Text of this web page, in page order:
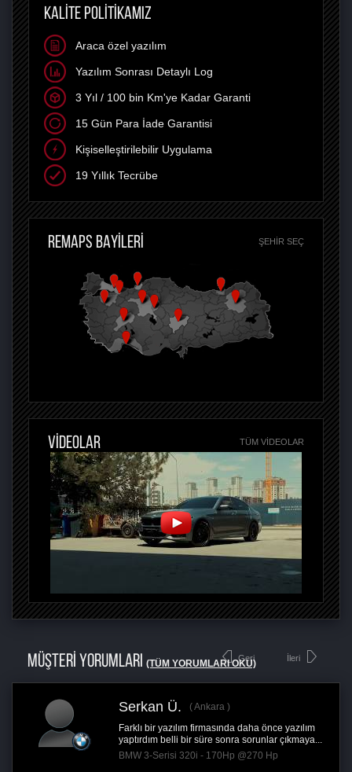
KALİTE POLİTİKAMIZ
Araca özel yazılım
Yazılım Sonrası Detaylı Log
3 Yıl / 100 bin Km'ye Kadar Garanti
15 Gün Para İade Garantisi
Kişiselleştirilebilir Uygulama
19 Yıllık Tecrübe
REMAPS BAYİLERİ ŞEHIR SEÇ
VİDEOLAR TÜM VIDEOLAR
MÜŞTERİ YORUMLARI (TÜM YORUMLARI OKU)
Geri
Serkan Ü.
Ankara
Farklı bir yazılım firmasında daha önce yazılım
yaptırdım belli bir süre sonra sorunlar çıkmaya...
BMW 3-Serisi 320i - 170Hp @270 Hp
İleri